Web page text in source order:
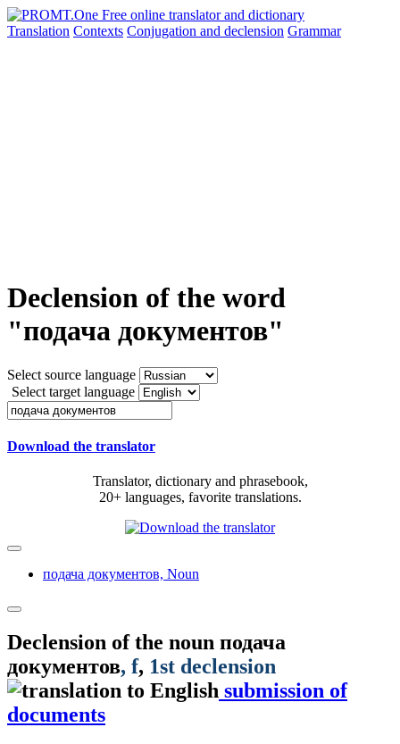
Translation Contexts Conjugation and declension Grammar
Declension of the word
"подача документов"
Select source language
Select target language
Download the translator
Translator, dictionary and phrasebook,
20+ languages, favorite translations.
подача документов, Noun
Declension of the noun подача
документов, f, 1st declension
submission of
documents